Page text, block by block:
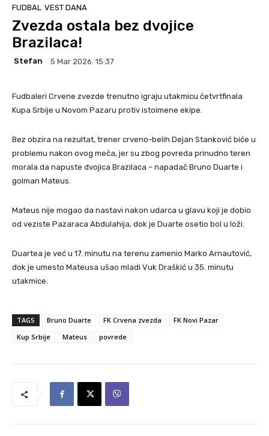
FUDBAL VEST DANA
Zvezda ostala bez dvojice
Brazilaca!
Stefan 5 Mar 2026. 15:37
Fudbaleri Crvene zvezde trenutno igraju utakmicu četvrtfinala
Kupa Srbije u Novom Pazaru protiv istoimene ekipe.
Bez obzira na rezultat, trener crveno-belih Dejan Stanković biće u
problemu nakon ovog meča, jer su zbog povreda prinudno teren
morala da napuste dvojica Brazilaca – napadač Bruno Duarte i
golman Mateus.
Mateus nije mogao da nastavi nakon udarca u glavu koji je dobio
od veziste Pazaraca Abdulahija, dok je Duarte osetio bol u loži.
Duartea je već u 17. minutu na terenu zamenio Marko Arnautović,
dok je umesto Mateusa ušao mladi Vuk Draškić u 35. minutu
utakmice.
TAGS Bruno Duarte FK Crvena zvezda
FK Novi Pazar
Kup Srbije
Mateus povrede